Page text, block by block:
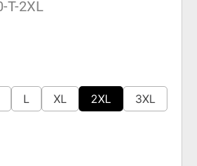
T-2XL
L XL 2XL 3XL